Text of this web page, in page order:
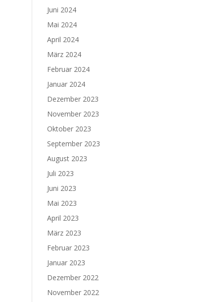
Juni 2024
Mai 2024
April 2024
März 2024
Februar 2024
Januar 2024
Dezember 2023
November 2023
Oktober 2023
September 2023
August 2023
Juli 2023
Juni 2023
Mai 2023
April 2023
März 2023
Februar 2023
Januar 2023
Dezember 2022
November 2022